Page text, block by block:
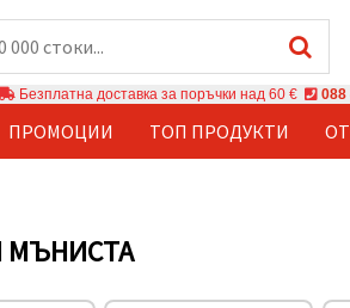
Безплатна доставка за поръчки над 60 € 088
ПРОМОЦИИ ТОП ПРОДУКТИ
МЪНИСТА